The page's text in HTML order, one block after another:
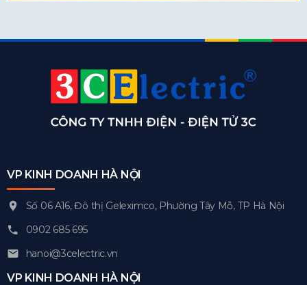
VP KINH DOANH HÀ NỘI
Số 06 A16, Đô thị Geleximco, Phường Tây Mỗ, TP Hà Nội
0902 685 695
hanoi@3celectric.vn
VP KINH DOANH HÀ NỘI